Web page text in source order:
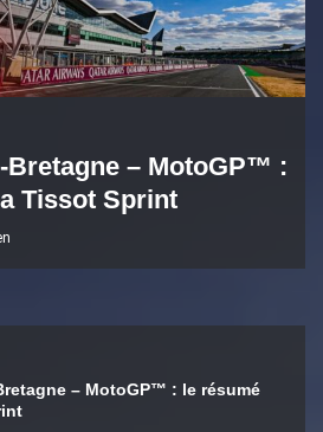
– MotoGP™ : le résumé
Bretagne – MotoGP™ :
Tissot Sprint